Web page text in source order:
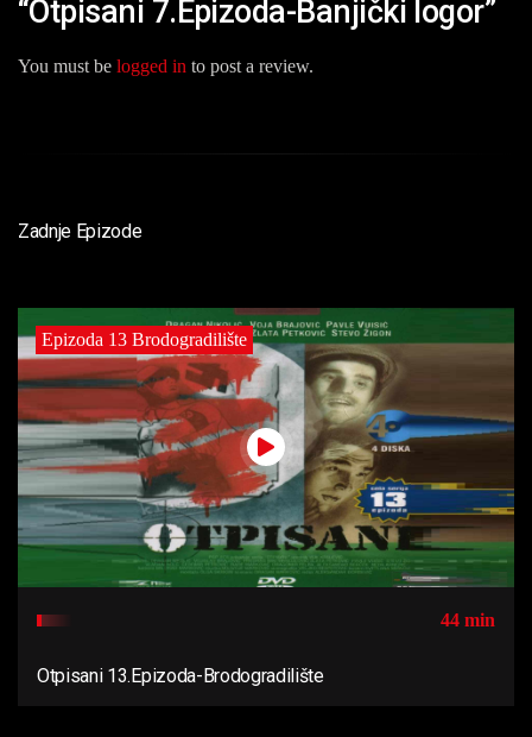
“Otpisani 7.Epizoda-Banjički logor”
You must be logged in to post a review.
Zadnje Epizode
Epizoda 13 Brodogradilište
44 min
Otpisani 13.Epizoda-Brodogradilište